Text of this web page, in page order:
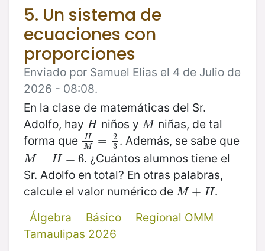
5. Un sistema de
ecuaciones con
proporciones
Enviado por Samuel Elias el 4 de Julio de
2026 - 08:08.
En la clase de matemáticas del Sr.
Adolfo, hay H
Hniños y M
M niñas, de tal
forma que
H
M
=
2
3
HM= 23. Además, se sabe que
M − H = 6
M−H =6
. ¿Cuántos alumnos tiene el
Sr. Adolfo en total? En otras palabras,
calcule el valor numérico de M + H
M+H
.
Álgebra
Básico
Regional OMM
Tamaulipas 2026